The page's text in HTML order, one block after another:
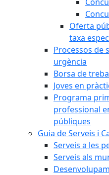
Oferta
taxa
Processos de
urgència
Borsa de
Joves en
Programa
professional
públiques
Guia de Serveis i
Serveis a les
Serveis als